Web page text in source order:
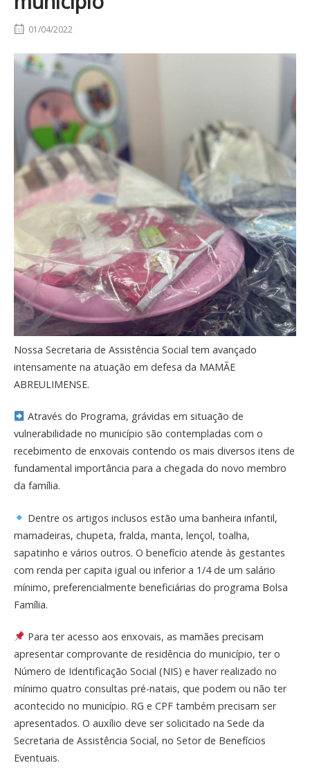
01/04/2022
Nossa Secretaria de Assistência Social tem avançado
intensamente na atuação em defesa da MAMÃE
ABREULIMENSE.
Através do Programa, grávidas em situação de
vulnerabilidade no município são contempladas com o
recebimento de enxovais contendo os mais diversos itens de
fundamental importância para a chegada do novo membro
da família.
Dentre os artigos inclusos estão uma banheira infantil,
mamadeiras, chupeta, fralda, manta, lençol, toalha,
sapatinho e vários outros. O benefício atende às gestantes
com renda per capita igual ou inferior a 1/4 de um salário
mínimo, preferencialmente beneficiárias do programa Bolsa
Família.
Para ter acesso aos enxovais, as mamães precisam
apresentar comprovante de residência do município, ter o
Número de Identificação Social (NIS) e haver realizado no
mínimo quatro consultas pré-natais, que podem ou não ter
acontecido no município. RG e CPF também precisam ser
apresentados. O auxílio deve ser solicitado na Sede da
Secretaria de Assistência Social, no Setor de Benefícios
Eventuais.